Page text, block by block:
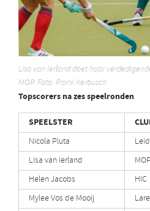
Lisa van Ierland doet haar
MOP. Foto: Frank Kerbusch
Topscorers na zes speelronden
SPEELSTER
Nicola Pluta
Lisa van Ierland
MOP
Helen Jacobs
HIC
Mylee Vos de Mooij